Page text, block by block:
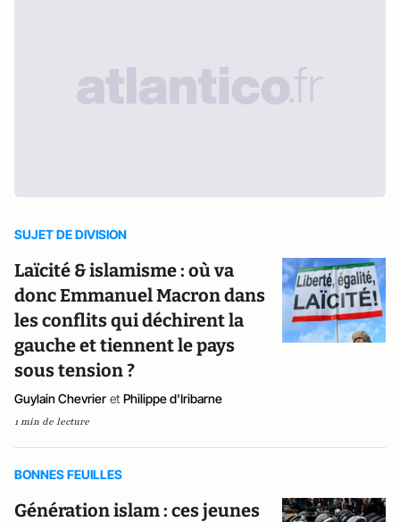
SUJET DE DIVISION
Laïcité & islamisme : où va
donc Emmanuel Macron dans
les conflits qui déchirent la
gauche et tiennent le pays
sous tension ?
Guylain Chevrier et Philippe d'Iribarne
1 min de lecture
BONNES FEUILLES
Génération islam : ces jeunes